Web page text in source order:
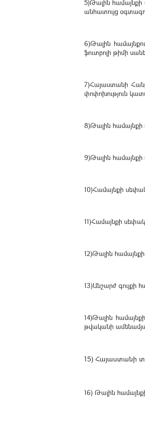
5)Թալին համայնքի
անհատույց
6)Թալին
ֆուտբոլի թիմի
7)Հայաստանի
փոփոխություն
8)Թալին
9)Թալին համայնքի
10)Համայնքի
11)Համայնքի
12)Թալին
13)Անշարժ գույքի
14)Թալին
թվականի
15) Հայաստանի
16) Թալին